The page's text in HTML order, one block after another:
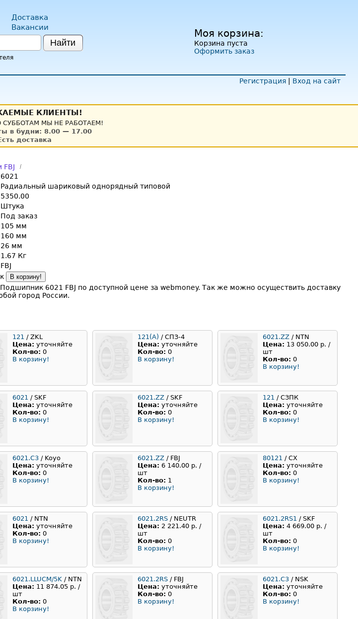
Моя корзина:
Корзина пуста
Оформить заказ
Доставка
Вакансии
Найти
Регистрация
Вход на сайт
КЛИЕНТЫ!
МЫ НЕ РАБОТАЕМ!
в будни: 8.00 — 17.00
доставка
6021
Радиальный шариковый однорядный типовой
5350.00
Штука
Под заказ
105 мм
160 мм
26 мм
1.67 Кг
FBJ
В корзину!
6021 FBJ по доступной цене за webmoney. Так же можно осуществить доставку
город России.
121 / ZKL
Цена: уточняйте
Кол-во: 0
В корзину!
121(A) / СПЗ-4
Цена: уточняйте
Кол-во: 0
В корзину!
6021.ZZ / NTN
Цена: 13 050.00 р. /
шт
Кол-во: 0
В корзину!
6021 / SKF
Цена: уточняйте
Кол-во: 0
В корзину!
6021.ZZ / SKF
Цена: уточняйте
Кол-во: 0
В корзину!
121 / СЗПК
Цена: уточняйте
Кол-во: 0
В корзину!
6021.C3 / Koyo
Цена: уточняйте
Кол-во: 0
В корзину!
6021.ZZ / FBJ
Цена: 6 140.00 р. /
шт
Кол-во: 1
В корзину!
80121 / СХ
Цена: уточняйте
Кол-во: 0
В корзину!
6021 / NTN
Цена: уточняйте
Кол-во: 0
В корзину!
6021.2RS / NEUTR
Цена: 2 221.40 р. /
шт
Кол-во: 0
В корзину!
6021.2RS1 / SKF
Цена: 4 669.00 р. /
шт
Кол-во: 0
В корзину!
6021.LLUCM/5K / NTN
Цена: 11 874.05 р. /
шт
Кол-во: 0
В корзину!
6021.2RS / FBJ
Цена: уточняйте
Кол-во: 0
В корзину!
6021.C3 / NSK
Цена: уточняйте
Кол-во: 0
В корзину!